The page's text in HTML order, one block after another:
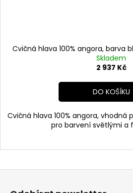
Cvičná hlava 100% angora, barva
Skladem
2 937 Kč
DO KOŠÍKU
Cvičná hlava 100% angora, vhodná
pro barvení světlými a
Z